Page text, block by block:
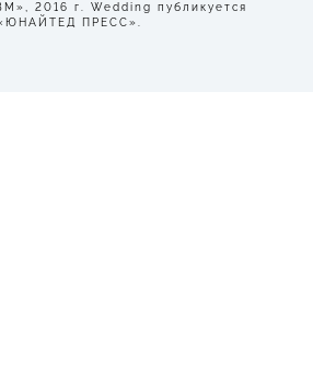
2016 г. Wedding публикуется
ПРЕСС».